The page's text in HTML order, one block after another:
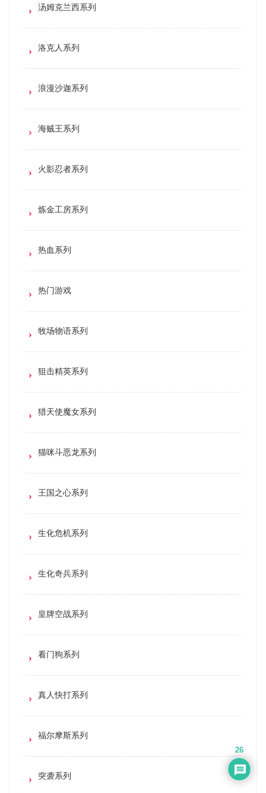
汤姆克兰西系列
洛克人系列
浪漫沙迦系列
海贼王系列
火影忍者系列
炼金工房系列
热血系列
热门游戏
牧场物语系列
狙击精英系列
猎天使魔女系列
猫咪斗恶龙系列
王国之心系列
生化危机系列
生化奇兵系列
皇牌空战系列
看门狗系列
真人快打系列
福尔摩斯系列
突袭系列
26